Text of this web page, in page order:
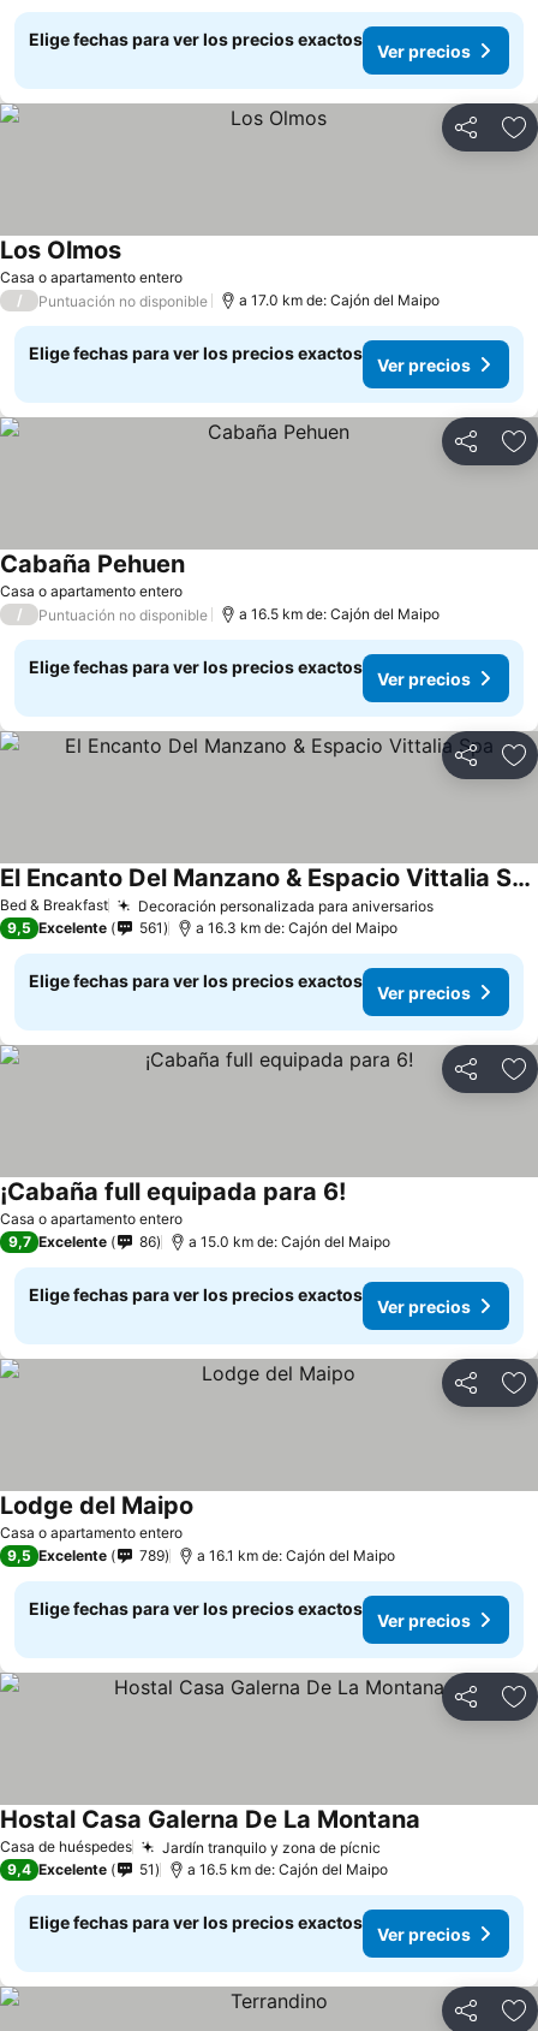
Elige fechas para ver los precios exactos
Ver precios
Compartir
Casa o apartamento entero
Los Olmos
/ Puntuación no disponible a 17.0 km de: Cajón del Maipo
Elige fechas para ver los precios exactos
Ver precios
Compartir
Casa o apartamento entero
Cabaña Pehuen
/ Puntuación no disponible a 16.5 km de: Cajón del Maipo
Elige fechas para ver los precios exactos
Ver precios
Compartir
Bed & Breakfast Decoración personalizada para aniversarios
El Encanto Del Manzano & Espacio Vittalia Spa
9,5 Excelente 561 a 16.3 km de: Cajón del Maipo
Elige fechas para ver los precios exactos
Ver precios
Compartir
Casa o apartamento entero
¡Cabaña full equipada para 6!
9,7 Excelente 86 a 15.0 km de: Cajón del Maipo
Elige fechas para ver los precios exactos
Ver precios
Compartir
Casa o apartamento entero
Lodge del Maipo
9,5 Excelente 789 a 16.1 km de: Cajón del Maipo
Elige fechas para ver los precios exactos
Ver precios
Compartir
Casa de huéspedes Jardín tranquilo y zona de pícnic
Hostal Casa Galerna De La Montana
9,4 Excelente 51 a 16.5 km de: Cajón del Maipo
Elige fechas para ver los precios exactos
Ver precios
Compartir